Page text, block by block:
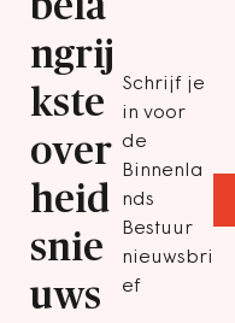
ngrij
kste
over
heid
snie
uws
Schrijf je
in voor
de
Binnenla
nds
Bestuur
nieuwsbri
ef